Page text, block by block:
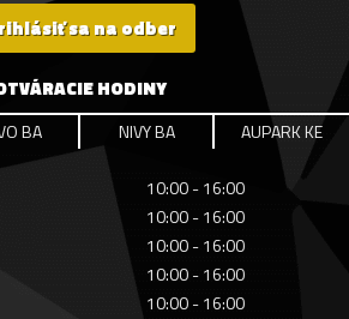
sa na odber
HODINY
BA NIVY BA AUPARK KE
10:00 - 16:00
10:00 - 16:00
10:00 - 16:00
10:00 - 16:00
10:00 - 16:00